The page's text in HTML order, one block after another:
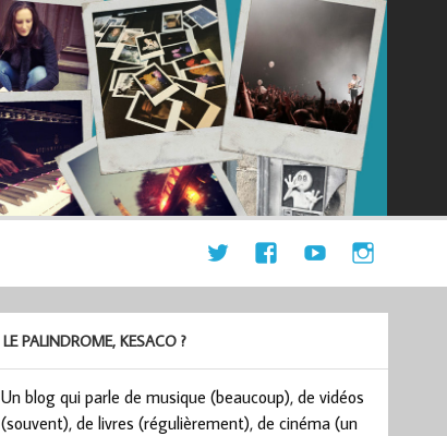
LE PALINDROME, KESACO ?
Un blog qui parle de musique (beaucoup), de vidéos
(souvent), de livres (régulièrement), de cinéma (un